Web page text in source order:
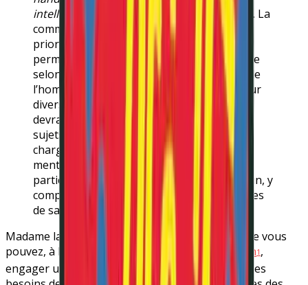
intellectuel
], sont toujours laissées de côté. La
communauté mondiale devrait donner la
priorité à des systèmes durables, qui
permettent de promouvoir la santé mentale
selon une approche fondée sur les droits de
l’homme. Les êtres humains, dans toute leur
diversité, sont titulaires de droits et ne
devraient pas être considérés comme des
sujets à diagnostiquer ou des malades à
charge. Les politiques modernes de santé
mentale devraient favoriser l’autonomie, la
participation active et la résilience de chacun, y
compris des personnes ayant des problèmes
de santé mentale.
Madame la Première Ministre, nous pensons que vous
pouvez, à l’instar de
votre homologue norvégien1 ,
engager un changement en vous appuyant sur les